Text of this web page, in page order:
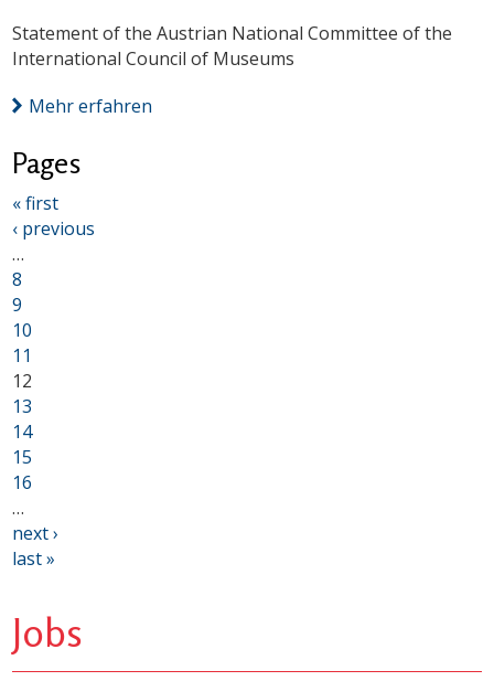
Statement of the Austrian National Committee of the
International Council of Museums
Mehr erfahren
Pages
« first
‹ previous
…
8
9
10
11
12
13
14
15
16
…
next ›
last »
Jobs